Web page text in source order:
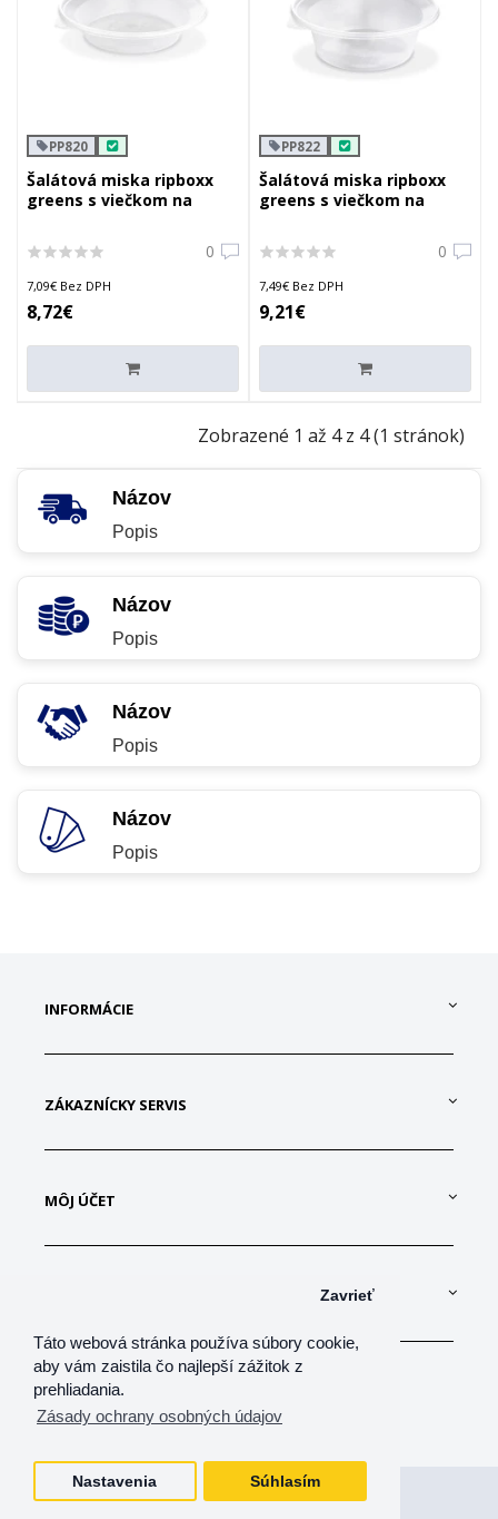
Táto webová stránka používa súbory cookie,
aby vám zaistila čo najlepší zážitok z
prehliadania.
Zásady ochrany osobných údajov
Zavrieť
Nastavenia Súhlasím
PP820
Šalátová miska ripboxx
greens s viečkom na
0
7,09€ Bez DPH
8,72€
PP822
Šalátová miska ripboxx
greens s viečkom na
0
7,49€ Bez DPH
9,21€
Zobrazené 1 až 4 z 4 (1 stránok)
Názov
Popis
Názov
Popis
Názov
Popis
Názov
Popis
INFORMÁCIE
ZÁKAZNÍCKY SERVIS
MÔJ ÚČET
Všetky práva vyhradenéshop-net, s.r.o.